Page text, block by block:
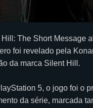
The Short Message
foi revelado pela
da marca Silent Hill.
5, o jogo foi o
da série, marcada